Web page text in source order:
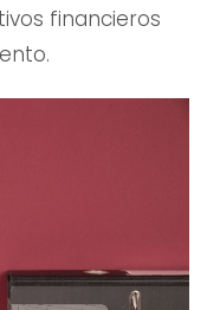
financieros